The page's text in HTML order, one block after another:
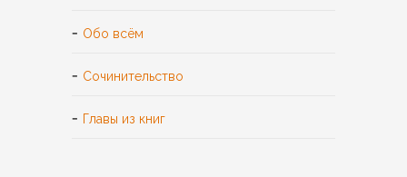
Обо всём
Сочинительство
Главы из книг